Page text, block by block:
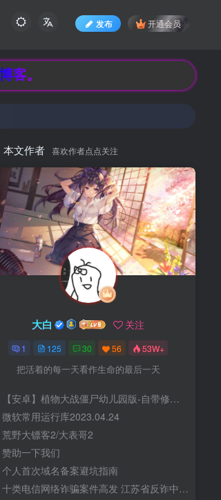
发布 开通会员
本文作者 喜欢作者点点关注
大白 关注
1 125 30 56 53W+
把活着的每一天看作生命的最后一天
【安卓】植物大战僵尸幼儿园版-自带修改器-触控版
微软常用运行库2023.04.24
荒野大镖客2/大表哥2
赞助一下我们
个人首次域名备案避坑指南
十类电信网络诈骗案件高发 江苏省反诈中心发布识骗防骗要点